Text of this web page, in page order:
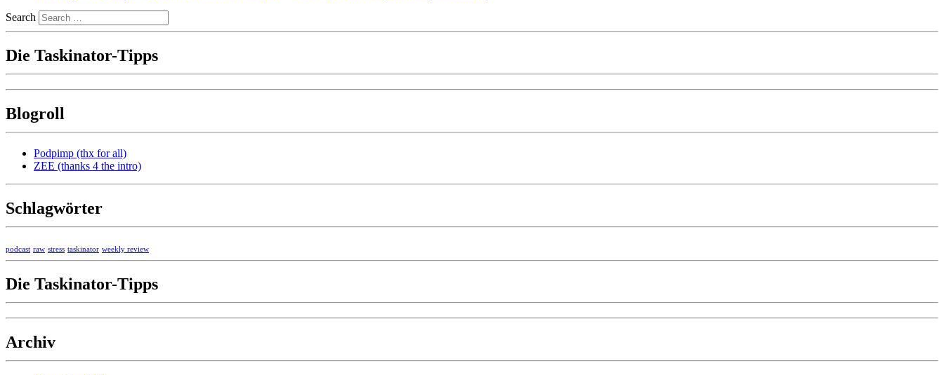
Search
Die Taskinator-Tipps
Blogroll
Podpimp (thx for all)
ZEE (thanks 4 the intro)
Schlagwörter
podcast raw stress taskinator weekly review
Die Taskinator-Tipps
Archiv